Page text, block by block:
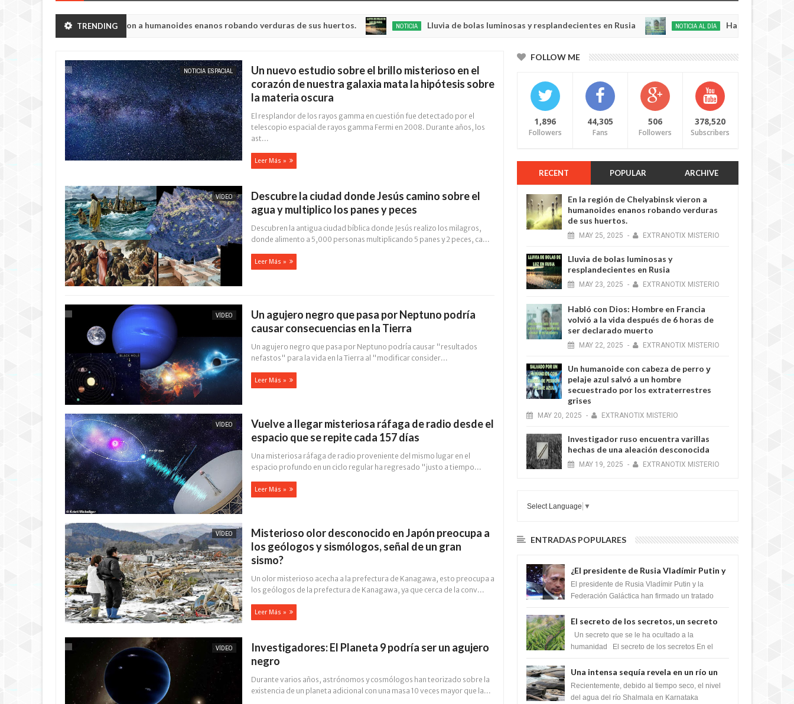
TRENDING
de Chelyabinsk vieron a humanoides enanos robando verduras de sus huertos. NOTICIA Lluvia de bolas luminosas y resplandecientes en Rusia
20250
NOTICIA AL DÍA Habló con Dios: Hombre
NOTICIA ESPACIAL
Un nuevo estudio sobre el brillo misterioso en el
corazón de nuestra galaxia mata la hipótesis sobre
la materia oscura
El resplandor de los rayos gamma en cuestión fue detectado por el
telescopio espacial de rayos gamma Fermi en 2008. Durante años, los
ast...
Leer Más »
VÍDEO 6 YEARS AGO
Descubre la ciudad donde Jesús camino sobre el
agua y multiplico los panes y peces
Descubren la antigua ciudad bíblica donde Jesús realizo los milagros,
donde alimento a 5,000 personas multiplicando 5 panes y 2 peces, ca...
Leer Más »
VÍDEO 6 YEARS AGO
Un agujero negro que pasa por Neptuno podría
causar consecuencias en la Tierra
Un agujero negro que pasa por Neptuno podría causar "resultados
nefastos" para la vida en la Tierra al "modificar consider...
Leer Más »
VÍDEO
Vuelve a llegar misteriosa ráfaga de radio desde el
espacio que se repite cada 157 días
Una misteriosa ráfaga de radio proveniente del mismo lugar en el
espacio profundo en un ciclo regular ha regresado "justo a tiempo...
Leer Más »
VÍDEO
Misterioso olor desconocido en Japón preocupa a
los geólogos y sismólogos, señal de un gran
sismo?
Un olor misterioso acecha a la prefectura de Kanagawa, esto preocupa a
los geólogos de la prefectura de Kanagawa, ya que cerca de la conv...
Leer Más »
VÍDEO 6 YEARS AGO
Investigadores: El Planeta 9 podría ser un agujero
negro
Durante varios años, astrónomos y cosmólogos han teorizado sobre la
existencia de un planeta adicional con una masa 10 veces mayor que la...
FOLLOW ME
1,896
Followers
44,305
Fans
506
Followers
378,520
Subscribers
RECENT POPULAR ARCHIVE
En la región de Chelyabinsk vieron a
humanoides enanos robando verduras
de sus huertos.
MAY 25, 2025 - EXTRANOTIX MISTERIO
Lluvia de bolas luminosas y
resplandecientes en Rusia
MAY 23, 2025 - EXTRANOTIX MISTERIO
Habló con Dios: Hombre en Francia
volvió a la vida después de 6 horas de
ser declarado muerto
MAY 22, 2025 - EXTRANOTIX MISTERIO
Un humanoide con cabeza de perro у
pelaje azul salvó a un hombre
secuestrado por los extraterrestres
grises
MAY 20, 2025 - EXTRANOTIX MISTERIO
Investigador ruso encuentra varillas
hechas de una aleación desconocida
MAY 19, 2025 - EXTRANOTIX MISTERIO
Select Language ▼
ENTRADAS POPULARES
¿El presidente de Rusia Vladímir Putin y
la Federación Galactica han firmado un
tratado para acabar con los Sionistas?
El presidente de Rusia Vladímir Putin y la
Federación Galáctica han firmado un tratado
Si...
El secreto de los secretos, un secreto
que cambiaría por completo el destino
de la humanidad
Un secreto que se le ha ocultado a la
humanidad El secreto de los secretos En el
m...
Una intensa sequía revela en un río un
impresionante hallazgo de miles de
Shiva Lingas
Recientemente, debido al tiempo seco, el nivel
del agua del río Shalmala en Karnataka